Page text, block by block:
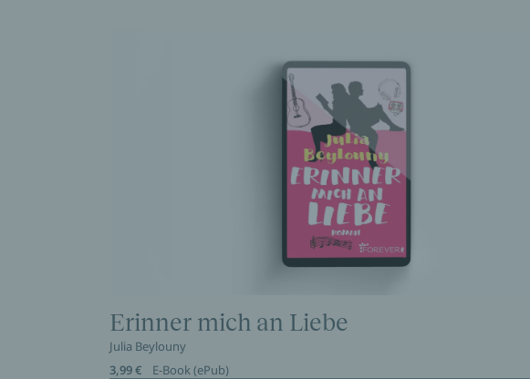
Erinner mich an Liebe
Julia Beylouny
3,99 €
E-Book (ePub)